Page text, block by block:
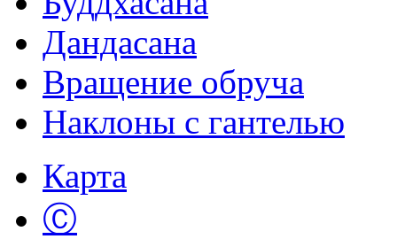
Дандасана
Вращение обруча
Наклоны с гантелью
Карта
Ⓒ